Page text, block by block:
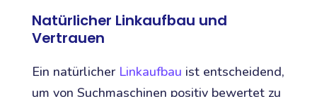
Natürlicher Linkaufbau und
Vertrauen
Ein natürlicher Linkaufbau ist entscheidend,
um von Suchmaschinen positiv bewertet zu